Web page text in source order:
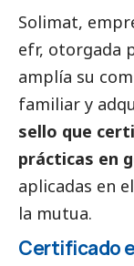
Solimat,
efr, otorgada
amplía su
familiar y
sello que
prácticas en
aplicadas en
la mutua.
Certificado